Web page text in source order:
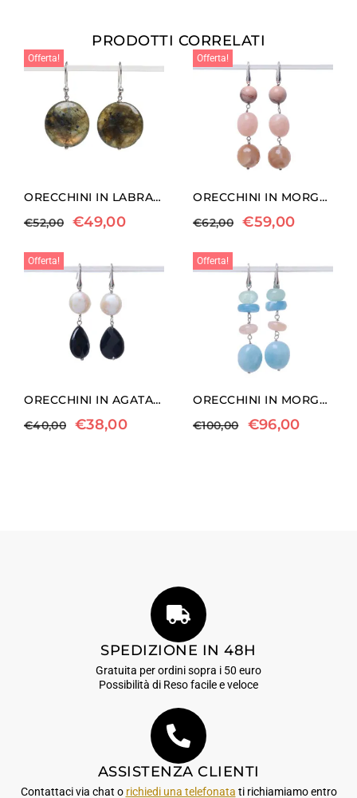
PRODOTTI CORRELATI
Offerta!
ORECCHINI IN LABRADORITE ED ARGENTO
€52,00 €49,00
Offerta!
ORECCHINI IN MORGANITE ED AGATA BOTSWANA A SFERA
€62,00 €59,00
Offerta!
ORECCHINI IN AGATA NERA E PERLE
€40,00 €38,00
Offerta!
ORECCHINI IN MORGANITE ED ACQUAMARINA
€100,00 €96,00
SPEDIZIONE IN 48H
Gratuita per ordini sopra i 50 euro
Possibilità di Reso facile e veloce
ASSISTENZA CLIENTI
Contattaci via chat o richiedi una telefonata ti richiamiamo entro